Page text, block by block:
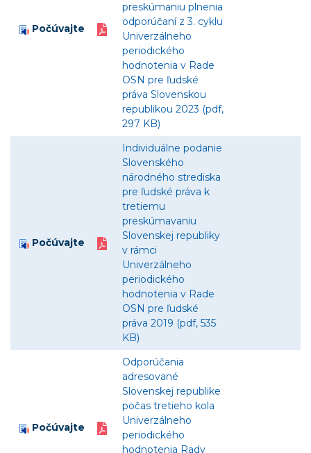
Počúvajte
preskúmaniu plnenia
odporúčaní z 3. cyklu
Univerzálneho
periodického
hodnotenia v Rade
OSN pre ľudské
práva Slovenskou
republikou 2023 (pdf,
297 KB)
Počúvajte
Individuálne podanie
Slovenského
národného strediska
pre ľudské práva k
tretiemu
preskúmavaniu
Slovenskej republiky
v rámci
Univerzálneho
periodického
hodnotenia v Rade
OSN pre ľudské
práva 2019 (pdf, 535
KB)
Počúvajte
Odporúčania
adresované
Slovenskej republike
počas tretieho kola
Univerzálneho
periodického
hodnotenia Rady